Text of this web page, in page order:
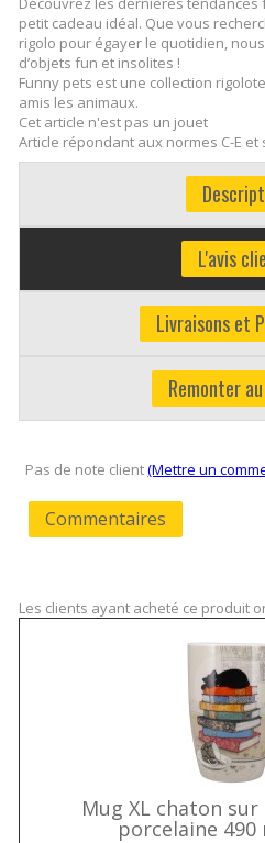
petit cadeau idéal. Que vous
rigolo pour égayer le quotidien,
d’objets fun et insolites !
Funny pets est une collection
amis les animaux.
Cet article n'est pas un jouet
Article répondant aux normes C-E et
L'avis
Livraisons et
Remonter
Pas de note client(Mettre un
Commentaires
Les clients ayant acheté ce produit
Mug XL chaton
porcelaine 490